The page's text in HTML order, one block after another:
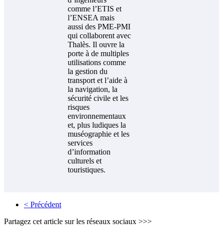
comme l’ETIS et
l’ENSEA mais
aussi des PME-PMI
qui collaborent avec
Thalès. Il ouvre la
porte à de multiples
utilisations comme
la gestion du
transport et l’aide à
la navigation, la
sécurité civile et les
risques
environnementaux
et, plus ludiques la
muséographie et les
services
d’information
culturels et
touristiques.
< Précédent
Partagez cet article sur les réseaux sociaux >>>